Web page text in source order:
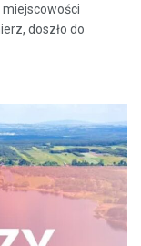
miejscowości
doszło do